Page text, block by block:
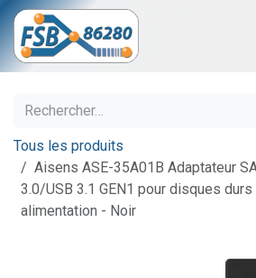
Se rendre au contenu
Tous les produits
Aisens ASE-35A01B Adaptateur
3.0/USB 3.1 GEN1 pour disques
alimentation - Noir